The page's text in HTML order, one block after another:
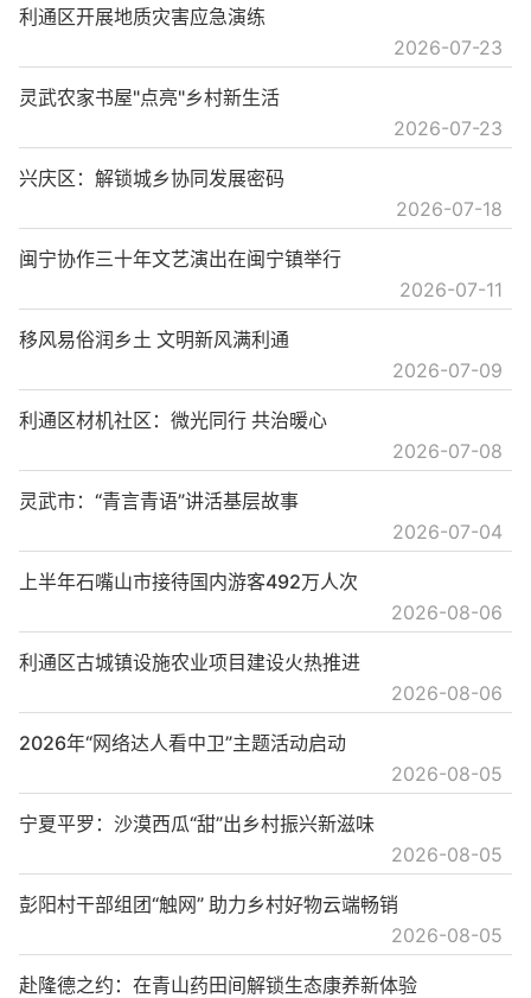
2026-07-23
利通区开展地质灾害应急演练
2026-07-23
灵武农家书屋"点亮"乡村新生活
2026-07-18
兴庆区：解锁城乡协同发展密码
2026-07-11
闽宁协作三十年文艺演出在闽宁镇举行
2026-07-09
移风易俗润乡土 文明新风满利通
2026-07-08
利通区材机社区：微光同行 共治暖心
2026-07-04
灵武市：“青言青语”讲活基层故事
2026-08-06
上半年石嘴山市接待国内游客492万人次
2026-08-06
利通区古城镇设施农业项目建设火热推进
2026-08-05
2026年“网络达人看中卫”主题活动启动
2026-08-05
宁夏平罗：沙漠西瓜“甜”出乡村振兴新滋味
2026-08-05
彭阳村干部组团“触网” 助力乡村好物云端畅销
赴隆德之约：在青山药田间解锁生态康养新体验